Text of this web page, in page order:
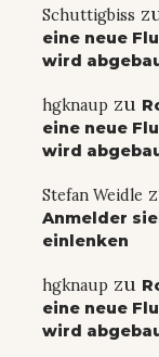
Schuttigbiss
eine neue
wird
hgknaup zu
eine neue
wird
Stefan Weidle
Anmelder
einlenken
hgknaup zu
eine neue
wird